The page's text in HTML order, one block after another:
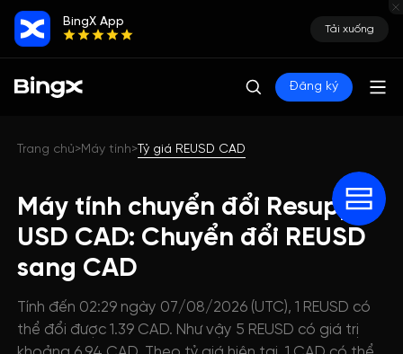
BingX App
Tải xuống
Đăng ký
Trang chủ>Máy tính>Tỷ giá REUSD CAD
Máy tính chuyển đổi Resupply
USD CAD: Chuyển đổi REUSD
sang CAD
Tính đến 02:29 ngày 07/08/2026 (UTC), 1 REUSD có
thể đổi được 1.39 CAD. Như vậy 5 REUSD có giá trị